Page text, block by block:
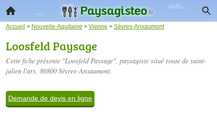
Accueil > Nouvelle-Aquitaine > Vienne > Sèvres-Anxaumont
Loosfeld Paysage
Cette fiche présente "Loosfeld Paysage", paysagiste situé route de saint-
julien l'ars, 86800 Sèvres-Anxaumont.
Demande de devis en ligne